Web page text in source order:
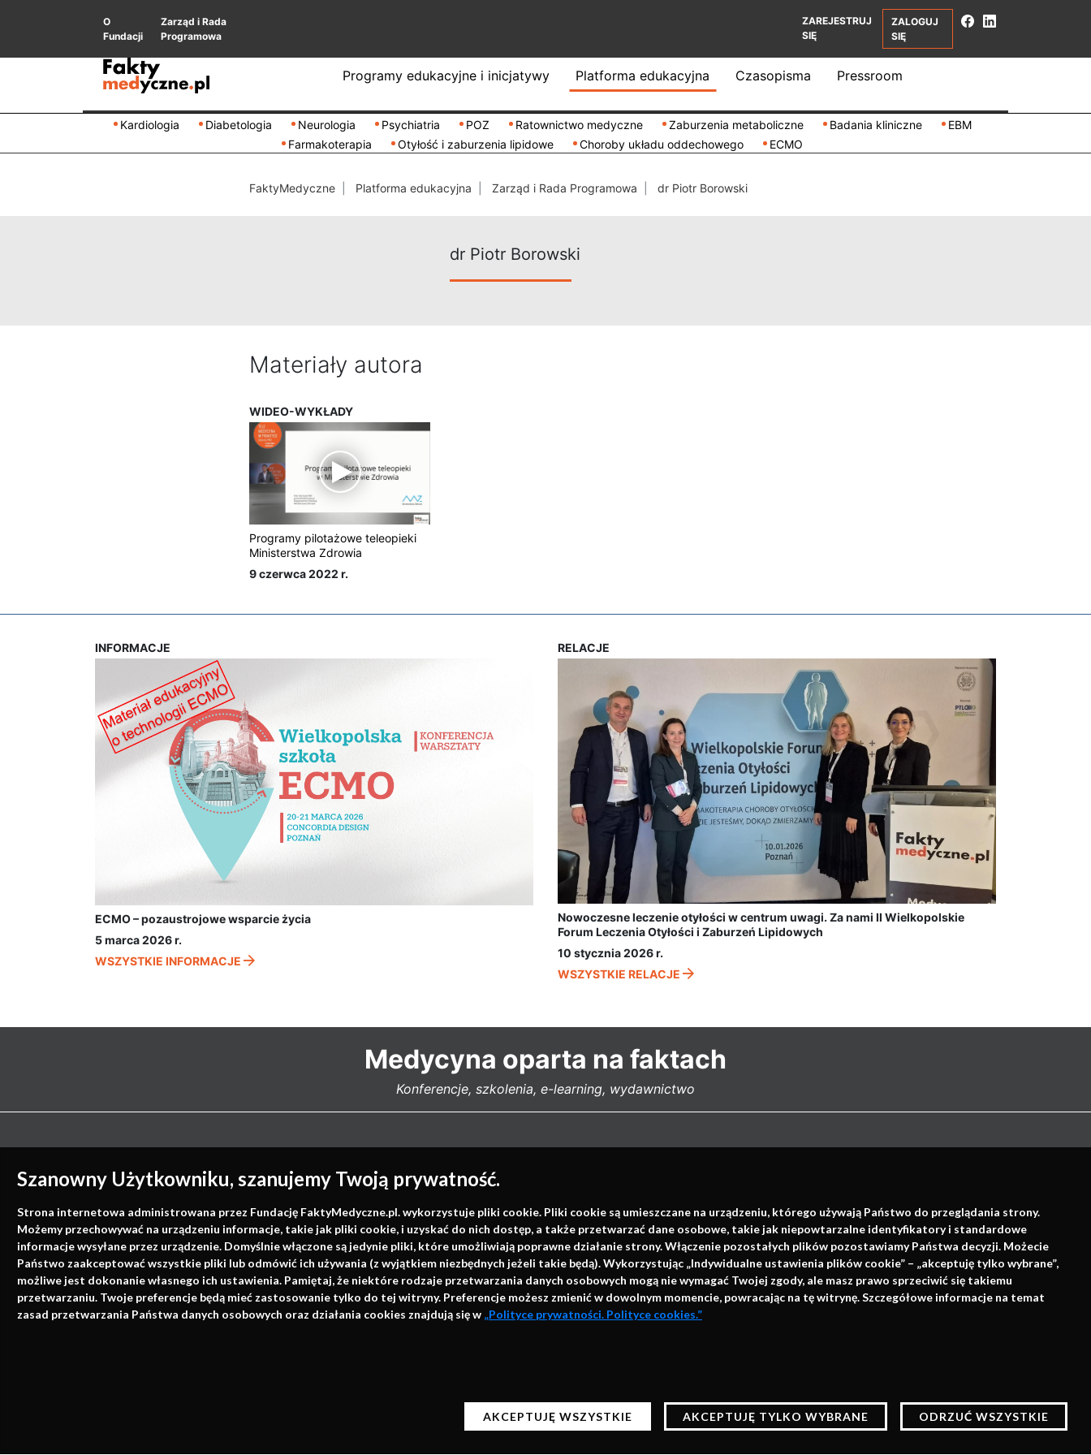
Szanowny Użytkowniku, szanujemy Twoją prywatność.
Strona internetowa administrowana przez Fundację FaktyMedyczne.pl. wykorzystuje pliki cookie. Pliki cookie są umieszczane na urządzeniu, którego używają Państwo do przeglądania strony.
Możemy przechowywać na urządzeniu informacje, takie jak pliki cookie, i uzyskać do nich dostęp, a także przetwarzać dane osobowe, takie jak niepowtarzalne identyfikatory i standardowe
informacje wysyłane przez urządzenie. Domyślnie włączone są jedynie pliki, które umożliwiają poprawne działanie strony. Włączenie pozostałych plików pozostawiamy Państwa decyzji. Możecie
Państwo zaakceptować wszystkie pliki lub odmówić ich używania (z wyjątkiem niezbędnych jeżeli takie będą). Wykorzystując „Indywidualne ustawienia plików cookie” – „akceptuję tylko wybrane”,
możliwe jest dokonanie własnego ich ustawienia. Pamiętaj, że niektóre rodzaje przetwarzania danych osobowych mogą nie wymagać Twojej zgody, ale masz prawo sprzeciwić się takiemu
przetwarzaniu. Twoje preferencje będą mieć zastosowanie tylko do tej witryny. Preferencje możesz zmienić w dowolnym momencie, powracając na tę witrynę. Szczegółowe informacje na temat
zasad przetwarzania Państwa danych osobowych oraz działania cookies znajdują się w „Polityce prywatności. Polityce cookies.”
AKCEPTUJĘ WSZYSTKIE AKCEPTUJĘ TYLKO WYBRANE ODRZUĆ WSZYSTKIE
O
Fundacji
Zarząd i Rada
Programowa
ZAREJESTRUJ
SIĘ
ZALOGUJ
SIĘ
Programy edukacyjne i inicjatywy Platforma edukacyjna Czasopisma Pressroom
Kardiologia Diabetologia Neurologia Psychiatria POZ Ratownictwo medyczne Zaburzenia metaboliczne Badania kliniczne
EBM
Farmakoterapia
Otyłość i zaburzenia lipidowe Choroby układu oddechowego ECMO
FaktyMedyczne Platforma edukacyjna Zarząd i Rada Programowa dr Piotr Borowski
dr Piotr Borowski
Materiały autora
WIDEO-WYKŁADY
Programy pilotażowe teleopieki
Ministerstwa Zdrowia
9 czerwca 2022 r.
INFORMACJE
ECMO – pozaustrojowe wsparcie życia
5 marca 2026 r.
WSZYSTKIE INFORMACJE
RELACJE
Nowoczesne leczenie otyłości w centrum uwagi. Za nami II Wielkopolskie
Forum Leczenia Otyłości i Zaburzeń Lipidowych
10 stycznia 2026 r.
WSZYSTKIE RELACJE
Medycyna oparta na faktach
Konferencje, szkolenia, e-learning, wydawnictwo
info@faktymedyczne.pl
ul. Towarowa 2
43-460 Wisła
Redakcja medyczna:
ul. Rodawska 26
61-312 Poznań
Wsparcie:
AKCEPTUJĘ
realizacji usług i reklamowych. Korzystając z naszych stron bez zmiany ustawień przeglądarki będą one zapisane w pamięci
urządzenia, więcej informacji na temat zarządzania plikami cookies znajdziesz w Polityce prywatności.